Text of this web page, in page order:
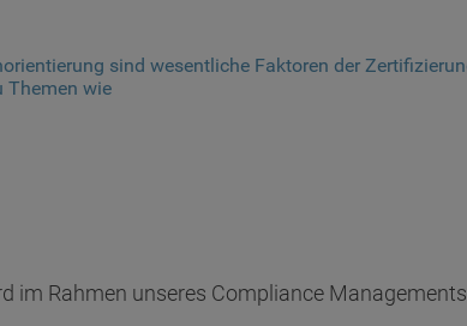
sind wesentliche Faktoren der
Themen wie
im Rahmen unseres Compliance